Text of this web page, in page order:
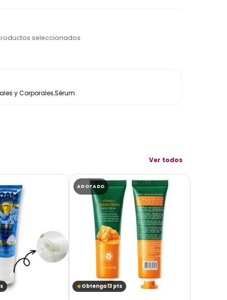
seleccionados
y Corporales,Sérum
Ver todos
AGOTADO
Obtenga 13 pts